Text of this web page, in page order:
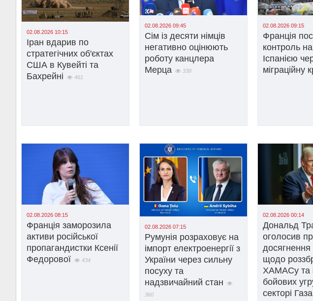
02.08.2026 10:15
Іран вдарив по
стратегічних об'єктах
США в Кувейті та
Бахрейні
461
02.08.2026 09:45
Сім із десяти німців
негативно оцінюють
роботу канцлера
Мерца
338
02.08.2026 09:15
Франція
контроль
Іспанією
міграційну
02.08.2026 08:15
Франція заморозила
активи російської
пропагандистки Ксенії
Федорової
434
02.08.2026 07:15
Румунія розраховує на
імпорт електроенергії з
України через сильну
посуху та
надзвичайний стан
360
02.08.2026 00:14
Дональд
оголосив
досягнення
щодо
ХАМАСу та
бойових
секторі Газа